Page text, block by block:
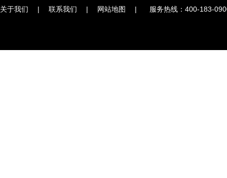
关于我们 | 联系我们 | 网站地图 | 服务热线：400-183-